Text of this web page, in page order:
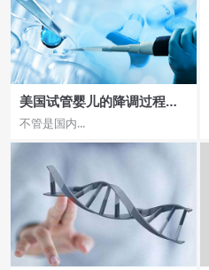
美国试管婴儿的降调过程是
如何进行的？
不管是国内...